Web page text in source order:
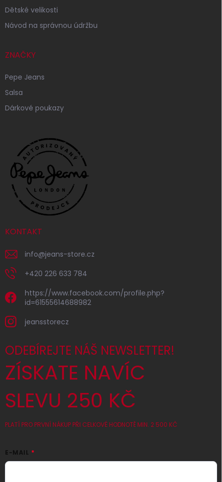
Dětské velikosti
Návod na správnou údržbu
ZNAČKY
Pepe Jeans
Salsa
Dárkové poukazy
KONTAKT
info@jeans-store.cz
+420 226 633 784
https://www.facebook.com/profile.php?
id=61555614688982
jeansstorecz
ODEBÍREJTE NÁŠ NEWSLETTER!
ZÍSKATE NAVÍC
SLEVU 250 KČ
PLATÍ PRO PRVNÍ NÁKUP PŘI CELKOVÉ HODNOTĚ MIN. 2 500 KČ
E-MAIL